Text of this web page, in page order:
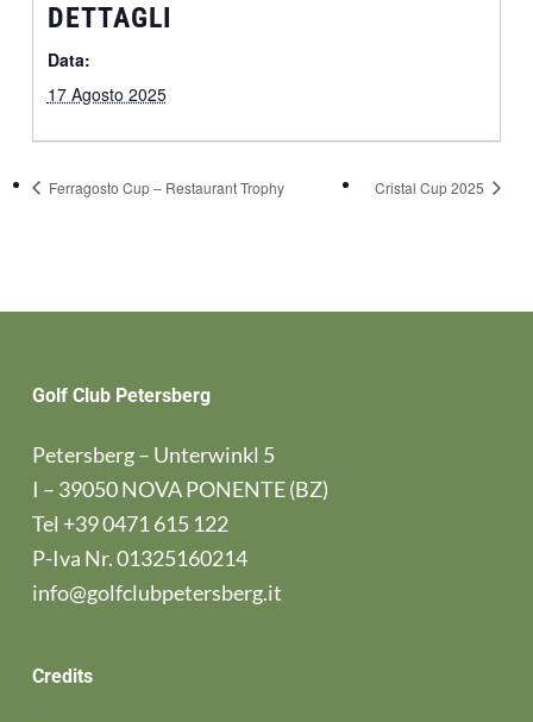
DETTAGLI
Data:
17 Agosto 2025
Ferragosto Cup – Restaurant Trophy Cristal Cup 2025
Golf Club Petersberg
Petersberg – Unterwinkl 5
I – 39050 NOVA PONENTE (BZ)
Tel +39 0471 615 122
P-Iva Nr. 01325160214
info@golfclubpetersberg.it
Credits